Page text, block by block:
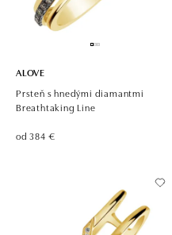
ALOVE
Prsteň s hnedými diamantmi
Breathtaking Line
od 384 €